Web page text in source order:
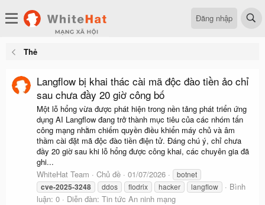
Đăng nhập
Thẻ
Langflow bị khai thác cài mã độc đào tiền ảo chỉ
sau chưa đầy 20 giờ công bố
Một lỗ hổng vừa được phát hiện trong nền tảng phát triển ứng
dụng AI Langflow đang trở thành mục tiêu của các nhóm tấn
công mạng nhằm chiếm quyền điều khiển máy chủ và âm
thầm cài đặt mã độc đào tiền điện tử. Đáng chú ý, chỉ chưa
đầy 20 giờ sau khi lỗ hổng được công khai, các chuyên gia đã
ghi...
WhiteHat Team
Chủ đề 01/07/2026 botnet
cve-2025-3248 ddos flodrix hacker langflow
Bình
luận: 0
Diễn đàn: Tin tức An ninh mạng